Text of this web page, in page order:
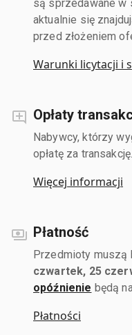
są sprzedawane w
aktualnie się
przed złożeniem
Warunki licytacji i
Opłaty
Nabywcy, którzy
opłatę za transakcję.
Więcej informacji
Płatność
Przedmioty muszą
czwartek, 25
opóźnienie będą
Płatności